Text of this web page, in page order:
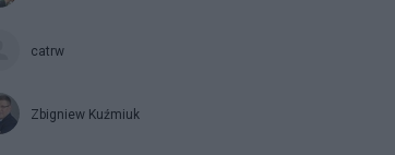
catrw
Zbigniew Kuźmiuk